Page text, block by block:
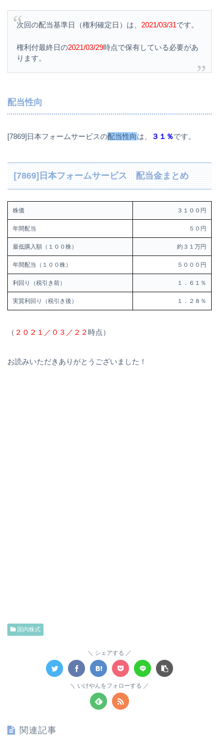
次回の配当基準日（権利確定日）は、 2021/03/31です。
権利付最終日の2021/03/29時点で保有している必要があ
ります。
配当性向
[7869]日本フォームサービスの配当性向は、 ３１％です。
[7869]日本フォームサービス 配当金まとめ
株価 ３１００円
年間配当 ５０円
最低購入額（１００株） 約３１万円
年間配当（１００株） ５０００円
利回り（税引き前） １．６１％
実質利回り（税引き後） １．２８％
（ ２０２１／０３／２２時点）
お読みいただきありがとうございました！
国内株式
シェアする
いけやんをフォローする
関連記事